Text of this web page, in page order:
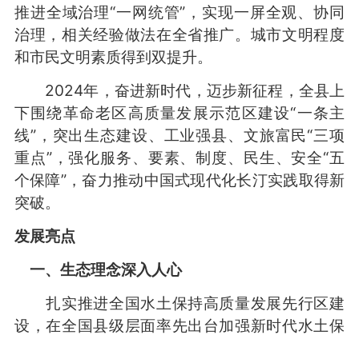
推进全域治理“一网统管”，实现一屏全观、协同
治理，相关经验做法在全省推广。城市文明程度
和市民文明素质得到双提升。
2024年，奋进新时代，迈步新征程，全县上
下围绕革命老区高质量发展示范区建设“一条主
线”，突出生态建设、工业强县、文旅富民“三项
重点”，强化服务、要素、制度、民生、安全“五
个保障”，奋力推动中国式现代化长汀实践取得新
突破。
发展亮点
一、生态理念深入人心
扎实推进全国水土保持高质量发展先行区建
设，在全国县级层面率先出台加强新时代水土保